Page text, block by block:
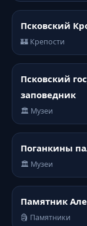
Псковский
🏰 Крепости
Псковский
заповедник
🏛️ Музеи
Поганкины
🏛️ Музеи
Памятник
🗿 Памятники